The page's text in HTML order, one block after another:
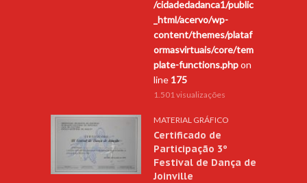
/cidadedadanca1/public
_html/acervo/wp-
content/themes/plataf
ormasvirtuais/core/tem
plate-functions.phpon
line 175
1.501 visualizações
MATERIAL GRÁFICO
Certificado de
Participação 3º
Festival de Dança de
Joinville